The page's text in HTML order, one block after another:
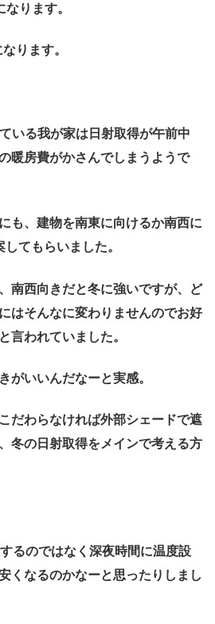
ります。
なります。
いる我が家は日射取得が午前中
暖房費がかさんでしまうようで
も、建物を南東に向けるか南西に
てもらいました。
南西向きだと冬に強いですが、ど
はそんなに変わりませんのでお好
言われていました。
がいいんだなーと実感。
だわらなければ外部シェードで遮
冬の日射取得をメインで考える方
るのではなく深夜時間に温度設
くなるのかなーと思ったりしまし